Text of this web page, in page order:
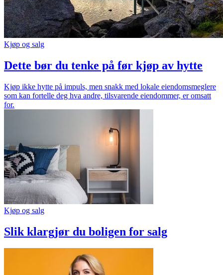
Kjøp og salg
Dette bør du tenke på før kjøp av hytte
Kjøp ikke hytte på impuls, men snakk med lokale eiendomsmeglere
som kan fortelle deg hva andre, tilsvarende eiendommer, er omsatt
for.
Kjøp og salg
Slik klargjør du boligen for salg